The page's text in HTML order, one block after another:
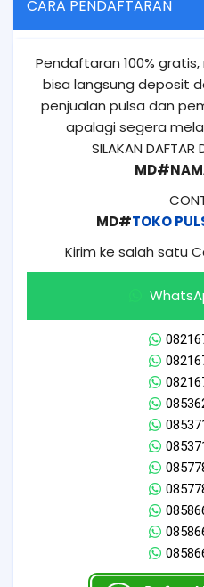
CARA PENDAFTARAN
Pendaftaran 100%
bisa langsung deposit
penjualan pulsa dan
apalagi segera
SILAKAN DAFTAR
MD#TOKO
Kirim ke salah satu